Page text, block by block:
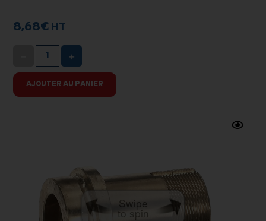
8,68€ HT
+
AJOUTER AU PANIER
Swipe
to spin